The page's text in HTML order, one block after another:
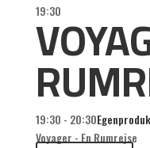
19:30
19:30 - 20:30
Voyager - En Rumrejse